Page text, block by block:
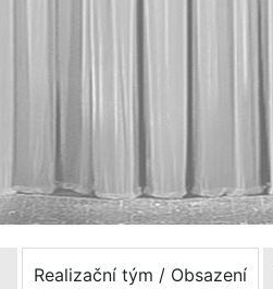
Realizační tým / Obsazení